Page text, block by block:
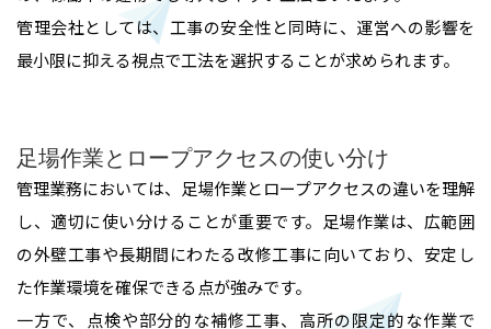
管理会社としては、工事の安全性と同時に、運営への影響を
最小限に抑える視点で工法を選択することが求められます。
足場作業とロープアクセスの使い分け
管理業務においては、足場作業とロープアクセスの違いを理解
し、適切に使い分けることが重要です。足場作業は、広範囲
の外壁工事や長期間にわたる改修工事に向いており、安定し
た作業環境を確保できる点が強みです。
一方で、点検や部分的な補修工事、高所の限定的な作業で